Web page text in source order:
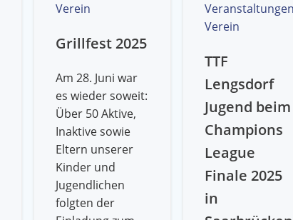
Verein
Grillfest 2025
Am 28. Juni war
es wieder soweit:
Über 50 Aktive,
Inaktive sowie
Eltern unserer
Kinder und
Jugendlichen
folgten der
Veranstaltungen
Verein
TTF
Lengsdorf
Jugend beim
Champions
League
Finale 2025
in